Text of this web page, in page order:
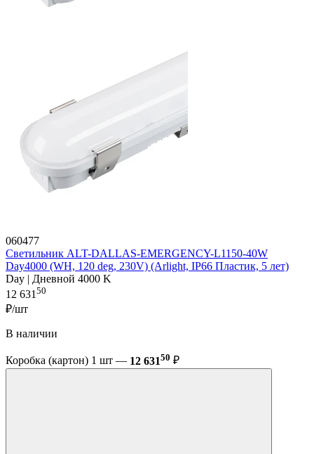
060477
Светильник ALT-DALLAS-EMERGENCY-L1150-40W
Day4000 (WH, 120 deg, 230V) (Arlight, IP66 Пластик, 5 лет)
Day | Дневной 4000 K
12 63150
₽/шт
В наличии
Коробка (картон) 1 шт — 12 63150 ₽